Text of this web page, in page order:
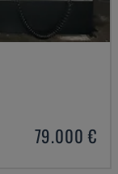
79.000 €